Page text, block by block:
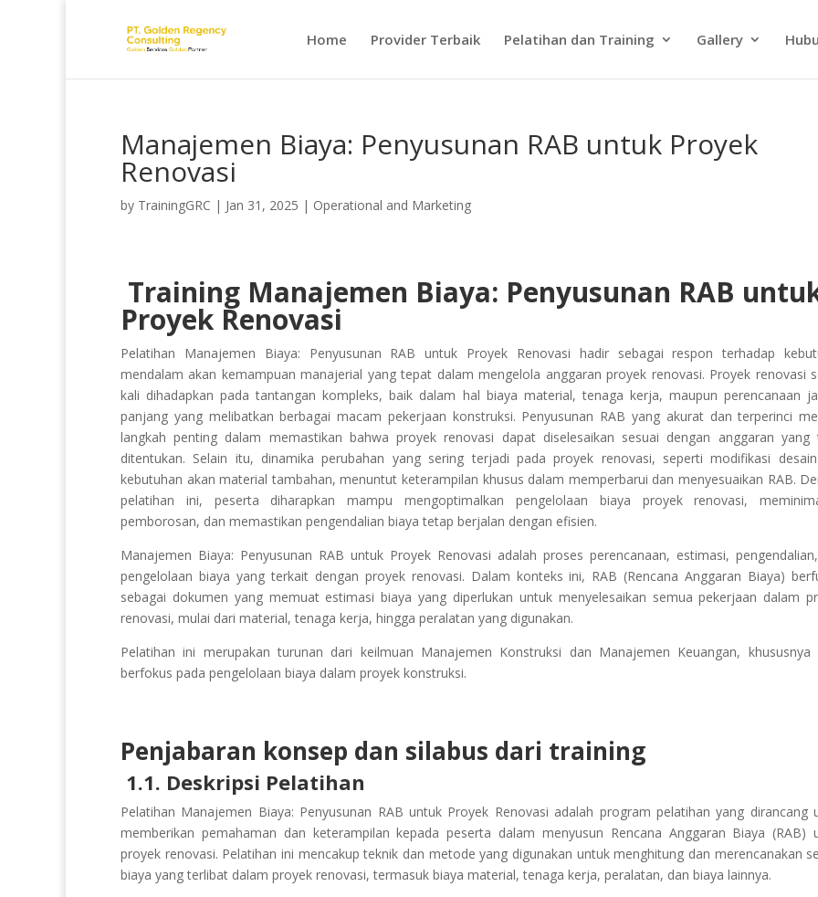
Home Provider Terbaik Pelatihan dan Training Gallery
Manajemen Biaya: Penyusunan RAB untuk Proyek
Renovasi
by TrainingGRC | Jan 31, 2025 | Operational and Marketing
Training Manajemen Biaya: Penyusunan RAB
Proyek Renovasi
Pelatihan Manajemen Biaya: Penyusunan RAB untuk Proyek Renovasi hadir sebagai respon terhadap
mendalam akan kemampuan manajerial yang tepat dalam mengelola anggaran proyek renovasi. Proyek renovasi
kali dihadapkan pada tantangan kompleks, baik dalam hal biaya material, tenaga kerja, maupun perencanaan
panjang yang melibatkan berbagai macam pekerjaan konstruksi. Penyusunan RAB yang akurat dan terperinci
langkah penting dalam memastikan bahwa proyek renovasi dapat diselesaikan sesuai dengan anggaran yang
ditentukan. Selain itu, dinamika perubahan yang sering terjadi pada proyek renovasi, seperti modifikasi
kebutuhan akan material tambahan, menuntut keterampilan khusus dalam memperbarui dan menyesuaikan RAB.
pelatihan ini, peserta diharapkan mampu mengoptimalkan pengelolaan biaya proyek renovasi,
pemborosan, dan memastikan pengendalian biaya tetap berjalan dengan efisien.
Manajemen Biaya: Penyusunan RAB untuk Proyek Renovasi adalah proses perencanaan, estimasi,
pengelolaan biaya yang terkait dengan proyek renovasi. Dalam konteks ini, RAB (Rencana Anggaran Biaya)
sebagai dokumen yang memuat estimasi biaya yang diperlukan untuk menyelesaikan semua pekerjaan dalam
renovasi, mulai dari material, tenaga kerja, hingga peralatan yang digunakan.
Pelatihan ini merupakan turunan dari keilmuan Manajemen Konstruksi dan Manajemen Keuangan, khususnya
berfokus pada pengelolaan biaya dalam proyek konstruksi.
Penjabaran konsep dan silabus dari training
1.1. Deskripsi Pelatihan
Pelatihan Manajemen Biaya: Penyusunan RAB untuk Proyek Renovasi adalah program pelatihan yang dirancang
memberikan pemahaman dan keterampilan kepada peserta dalam menyusun Rencana Anggaran Biaya (RAB)
proyek renovasi. Pelatihan ini mencakup teknik dan metode yang digunakan untuk menghitung dan merencanakan
biaya yang terlibat dalam proyek renovasi, termasuk biaya material, tenaga kerja, peralatan, dan biaya lainnya.